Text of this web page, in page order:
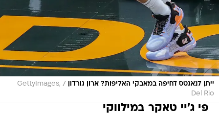
ייתן לנאגטס דחיפה במאבקי האליפות? ארון גורדון /
GettyImages,
Del Rio
פי ג'יי טאקר במילווקי